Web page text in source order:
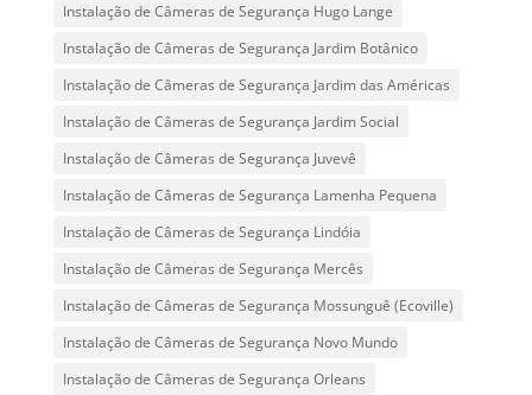
Instalação de Câmeras de Segurança Hugo Lange
Instalação de Câmeras de Segurança Jardim Botânico
Instalação de Câmeras de Segurança Jardim das Américas
Instalação de Câmeras de Segurança Jardim Social
Instalação de Câmeras de Segurança Juvevê
Instalação de Câmeras de Segurança Lamenha Pequena
Instalação de Câmeras de Segurança Lindóia
Instalação de Câmeras de Segurança Mercês
Instalação de Câmeras de Segurança Mossunguê (Ecoville)
Instalação de Câmeras de Segurança Novo Mundo
Instalação de Câmeras de Segurança Orleans